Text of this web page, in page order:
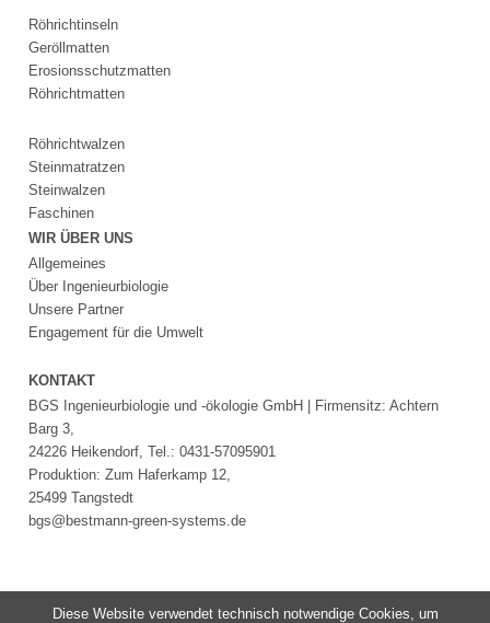
Röhrichtinseln
Geröllmatten
Erosionsschutzmatten
Röhrichtmatten
Röhrichtwalzen
Steinmatratzen
Steinwalzen
Faschinen
WIR ÜBER UNS
Allgemeines
Über Ingenieurbiologie
Unsere Partner
Engagement für die Umwelt
KONTAKT
BGS Ingenieurbiologie und -ökologie GmbH | Firmensitz: Achtern
Barg 3,
24226 Heikendorf, Tel.: 0431-57095901
Produktion: Zum Haferkamp 12,
25499 Tangstedt
bgs@bestmann-green-systems.de
Diese Website verwendet technisch notwendige Cookies, um